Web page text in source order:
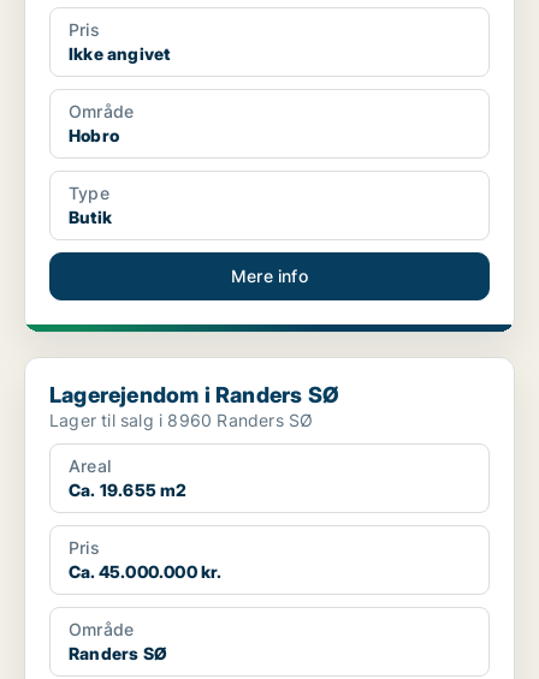
Pris
Ikke angivet
Område
Hobro
Type
Butik
Mere info
Lagerejendom i Randers SØ
Lagerejendom i Randers SØ
Lager til salg i 8960 Randers SØ
Areal
Ca. 19.655 m2
Pris
Ca. 45.000.000 kr.
Område
Randers SØ